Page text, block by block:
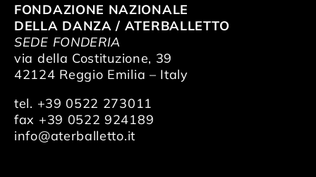
FONDAZIONE NAZIONALE
DELLA DANZA / ATERBALLETTO
SEDE FONDERIA
via della Costituzione, 39
42124 Reggio Emilia – Italy
tel. +39 0522 273011
fax +39 0522 924189
info@aterballetto.it